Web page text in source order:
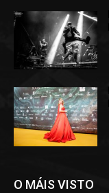
O MÁIS VISTO